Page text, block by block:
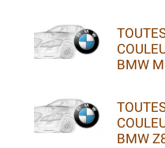
BMW M
BMW